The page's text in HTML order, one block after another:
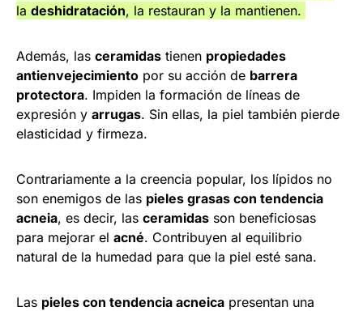
la deshidratación, la restauran y la mantienen.
Además, las ceramidas tienen propiedades
antienvejecimiento por su acción de barrera
protectora. Impiden la formación de líneas de
expresión y arrugas. Sin ellas, la piel también pierde
elasticidad y firmeza.
Contrariamente a la creencia popular, los lípidos no
son enemigos de las pieles grasas con tendencia
acneia, es decir, las ceramidas son beneficiosas
para mejorar el acné. Contribuyen al equilibrio
natural de la humedad para que la piel esté sana.
Las pieles con tendencia acneica presentan una